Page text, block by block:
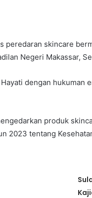
peredaran skincare
Negeri Makassar,
dengan hukuman
produk
2023 tentang